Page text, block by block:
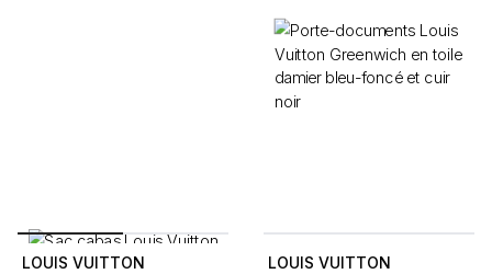
LOUIS VUITTON
LOUIS VUITTON